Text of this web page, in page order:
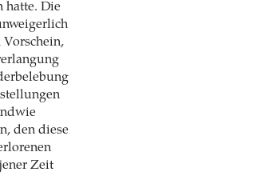
hatte. Die
Vorschein,
den diese
Zeit